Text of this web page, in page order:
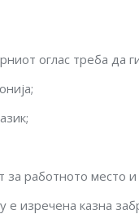
оглас треба да
за работното место и
е изречена казна